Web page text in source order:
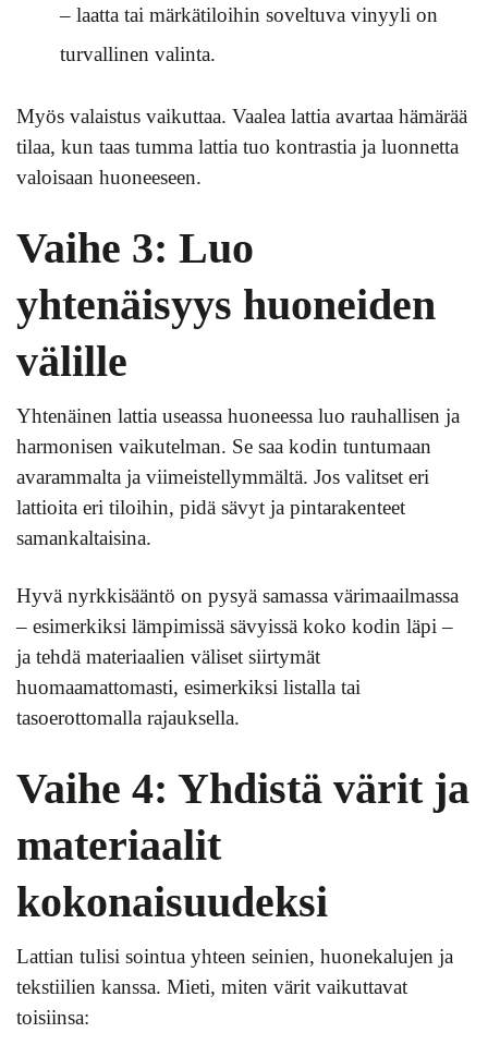
– laatta tai märkätiloihin soveltuva vinyyli on
turvallinen valinta.
Myös valaistus vaikuttaa. Vaalea lattia avartaa hämärää
tilaa, kun taas tumma lattia tuo kontrastia ja luonnetta
valoisaan huoneeseen.
Vaihe 3: Luo
yhtenäisyys huoneiden
välille
Yhtenäinen lattia useassa huoneessa luo rauhallisen ja
harmonisen vaikutelman. Se saa kodin tuntumaan
avarammalta ja viimeistellymmältä. Jos valitset eri
lattioita eri tiloihin, pidä sävyt ja pintarakenteet
samankaltaisina.
Hyvä nyrkkisääntö on pysyä samassa värimaailmassa
– esimerkiksi lämpimissä sävyissä koko kodin läpi –
ja tehdä materiaalien väliset siirtymät
huomaamattomasti, esimerkiksi listalla tai
tasoerottomalla rajauksella.
Vaihe 4: Yhdistä värit ja
materiaalit
kokonaisuudeksi
Lattian tulisi sointua yhteen seinien, huonekalujen ja
tekstiilien kanssa. Mieti, miten värit vaikuttavat
toisiinsa: